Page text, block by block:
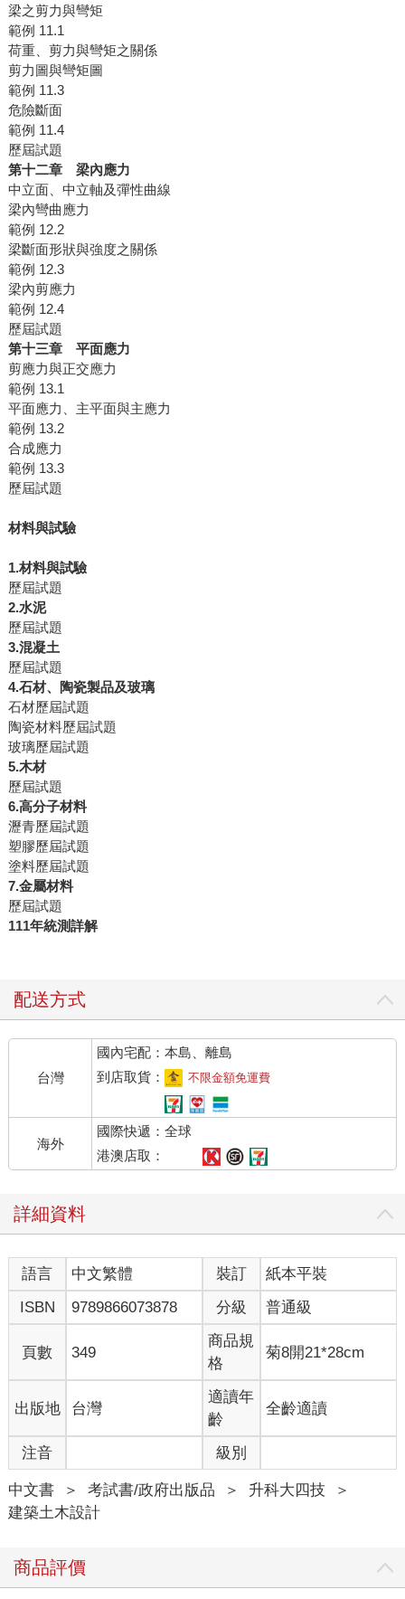
梁之剪力與彎矩
範例 11.1
荷重、剪力與彎矩之關係
剪力圖與彎矩圖
範例 11.3
危險斷面
範例 11.4
歷屆試題
第十二章 梁內應力
中立面、中立軸及彈性曲線
梁內彎曲應力
範例 12.2
梁斷面形狀與強度之關係
範例 12.3
梁內剪應力
範例 12.4
歷屆試題
第十三章 平面應力
剪應力與正交應力
範例 13.1
平面應力、主平面與主應力
範例 13.2
合成應力
範例 13.3
歷屆試題
材料與試驗
1.材料與試驗
歷屆試題
2.水泥
歷屆試題
3.混凝土
歷屆試題
4.石材、陶瓷製品及玻璃
石材歷屆試題
陶瓷材料歷屆試題
玻璃歷屆試題
5.木材
歷屆試題
6.高分子材料
瀝青歷屆試題
塑膠歷屆試題
塗料歷屆試題
7.金屬材料
歷屆試題
111年統測詳解
配送方式
台灣
國內宅配：本島、離島
到店取貨：
不限金額免運費
海外
國際快遞：全球
港澳店取：
詳細資料
語言 中文繁體 裝訂
紙本平裝
ISBN
9789866073878 分級 普通級
頁數 349
商品規
格
菊8開21*28cm
出版地 台灣
適讀年
齡
全齡適讀
注音 級別
中文書 ＞ 考試書/政府出版品 ＞ 升科大四技
＞
建築土木設計
商品評價